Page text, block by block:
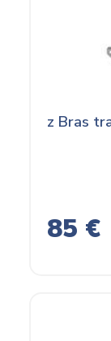
z Bras
85 €